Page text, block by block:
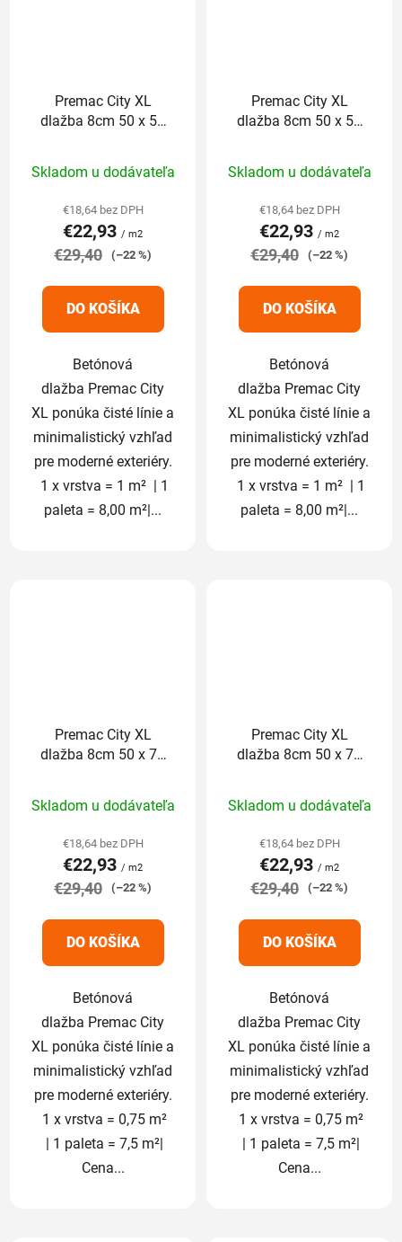
Premac City XL
dlažba 8cm 50 x 50
hodnotenie
produktu
je
4,5
5
hviezdičiek.
Skladom u dodávateľa
€18,64 bez DPH
€22,93 / m2
€29,40 (–22 %)
DO KOŠÍKA
Betónová
dlažba Premac City
XL ponúka čisté línie a
minimalistický vzhľad
pre moderné exteriéry.
1 x vrstva = 1 m² | 1
paleta = 8,00 m²|...
Premac City XL
dlažba 8cm 50 x 50
hodnotenie
produktu
je
5,0
5
hviezdičiek.
Skladom u dodávateľa
€18,64 bez DPH
€22,93 / m2
€29,40 (–22 %)
DO KOŠÍKA
Betónová
dlažba Premac City
XL ponúka čisté línie a
minimalistický vzhľad
pre moderné exteriéry.
1 x vrstva = 1 m² | 1
paleta = 8,00 m²|...
Premac City XL
dlažba 8cm 50 x 75
hodnotenie
produktu
je
5,0
5
hviezdičiek.
Skladom u dodávateľa
€18,64 bez DPH
€22,93 / m2
€29,40 (–22 %)
DO KOŠÍKA
Betónová
dlažba Premac City
XL ponúka čisté línie a
minimalistický vzhľad
pre moderné exteriéry.
1 x vrstva = 0,75 m²
| 1 paleta = 7,5 m²|
Cena...
Premac City XL
dlažba 8cm 50 x 75
hodnotenie
produktu
je
5,0
5
hviezdičiek.
Skladom u dodávateľa
€18,64 bez DPH
€22,93 / m2
€29,40 (–22 %)
DO KOŠÍKA
Betónová
dlažba Premac City
XL ponúka čisté línie a
minimalistický vzhľad
pre moderné exteriéry.
1 x vrstva = 0,75 m²
| 1 paleta = 7,5 m²|
Cena...